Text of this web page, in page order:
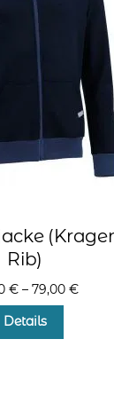
Rib)
€ –79,00€
Details